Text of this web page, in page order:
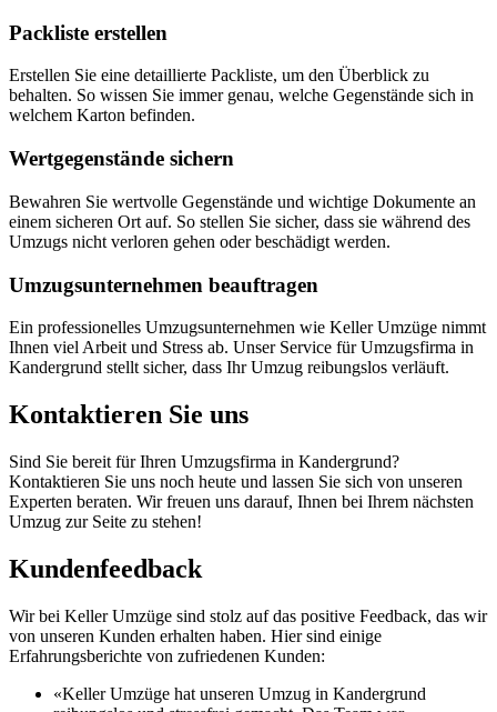
Packliste erstellen
Erstellen Sie eine detaillierte Packliste, um den Überblick zu
behalten. So wissen Sie immer genau, welche Gegenstände sich in
welchem Karton befinden.
Wertgegenstände sichern
Bewahren Sie wertvolle Gegenstände und wichtige Dokumente an
einem sicheren Ort auf. So stellen Sie sicher, dass sie während des
Umzugs nicht verloren gehen oder beschädigt werden.
Umzugsunternehmen beauftragen
Ein professionelles Umzugsunternehmen wie Keller Umzüge nimmt
Ihnen viel Arbeit und Stress ab. Unser Service für Umzugsfirma in
Kandergrund stellt sicher, dass Ihr Umzug reibungslos verläuft.
Kontaktieren Sie uns
Sind Sie bereit für Ihren Umzugsfirma in Kandergrund?
Kontaktieren Sie uns noch heute und lassen Sie sich von unseren
Experten beraten. Wir freuen uns darauf, Ihnen bei Ihrem nächsten
Umzug zur Seite zu stehen!
Kundenfeedback
Wir bei Keller Umzüge sind stolz auf das positive Feedback, das wir
von unseren Kunden erhalten haben. Hier sind einige
Erfahrungsberichte von zufriedenen Kunden:
«Keller Umzüge hat unseren Umzug in Kandergrund